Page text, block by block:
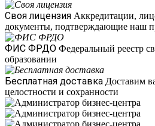
Своя лицензия Аккредитации,
документы, подтверждающие наш
ФИС ФРДО Федеральный реестр
образовании
Бесплатная доставка Доставим
целостности и сохранности